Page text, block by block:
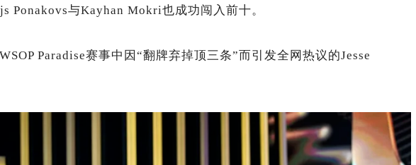
Ponakovs与Kayhan Mokri也成功闯入前十。
Paradise赛事中因“翻牌弃掉顶三条”而引发全网热议的Jesse